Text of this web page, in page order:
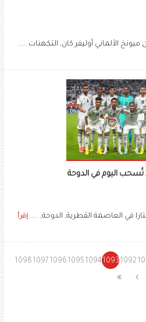
ميونخ الألماني أوليفر كان، التكهنات .....
في العاصمة القطرية, الدوحة, ..... إقرأ
1092
1093
1094
1095
1096
1097
1098